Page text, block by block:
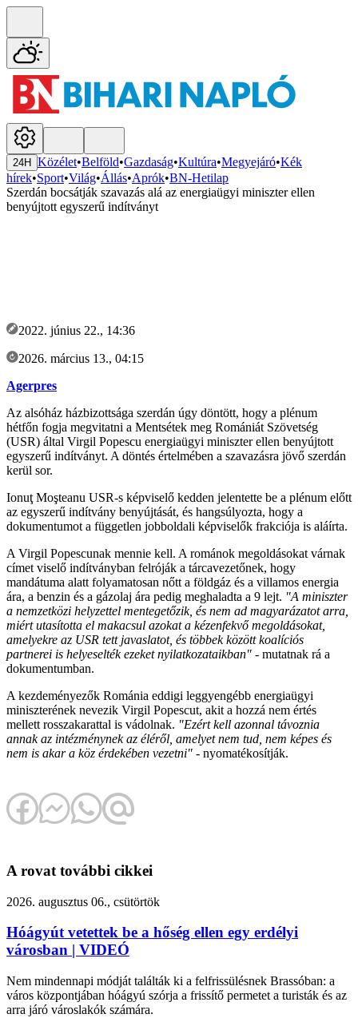
24H Közélet•Belföld•Gazdaság•Kultúra•Megyejáró•Kék
hírek•Sport•Világ•Állás•Aprók•BN-Hetilap
Szerdán bocsátják szavazás alá az energiaügyi miniszter ellen
benyújtott egyszerű indítványt
2022. június 22., 14:36
2026. március 13., 04:15
Agerpres
Az alsóház házbizottsága szerdán úgy döntött, hogy a plénum
hétfőn fogja megvitatni a Mentsétek meg Romániát Szövetség
(USR) által Virgil Popescu energiaügyi miniszter ellen benyújtott
egyszerű indítványt. A döntés értelmében a szavazásra jövő szerdán
kerül sor.
Ionuţ Moşteanu USR-s képviselő kedden jelentette be a plénum előtt
az egyszerű indítvány benyújtását, és hangsúlyozta, hogy a
dokumentumot a független jobboldali képviselők frakciója is aláírta.
A Virgil Popescunak mennie kell. A románok megoldásokat várnak
címet viselő indítványban felróják a tárcavezetőnek, hogy
mandátuma alatt folyamatosan nőtt a földgáz és a villamos energia
ára, a benzin és a gázolaj ára pedig meghaladta a 9 lejt. "A miniszter
a nemzetközi helyzettel mentegetőzik, és nem ad magyarázatot arra,
miért utasította el makacsul azokat a kézenfekvő megoldásokat,
amelyekre az USR tett javaslatot, és többek között koalíciós
partnerei is helyeselték ezeket nyilatkozataikban" - mutatnak rá a
dokumentumban.
A kezdeményezők Románia eddigi leggyengébb energiaügyi
miniszterének nevezik Virgil Popescut, akit a hozzá nem értés
mellett rosszakarattal is vádolnak. "Ezért kell azonnal távoznia
annak az intézménynek az éléről, amelyet nem tud, nem képes és
nem is akar a köz érdekében vezetni" - nyomatékosítják.
A rovat további cikkei
2026. augusztus 06., csütörtök
Hóágyút vetettek be a hőség ellen egy erdélyi
városban | VIDEÓ
Nem mindennapi módját találták ki a felfrissülésnek Brassóban: a
város központjában hóágyú szórja a frissítő permetet a turisták és az
arra járó városlakók számára.